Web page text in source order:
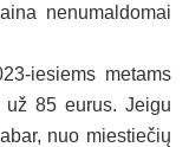
nenumaldomai
iesiems metams
85 eurus. Jeigu
nuo miestiečių